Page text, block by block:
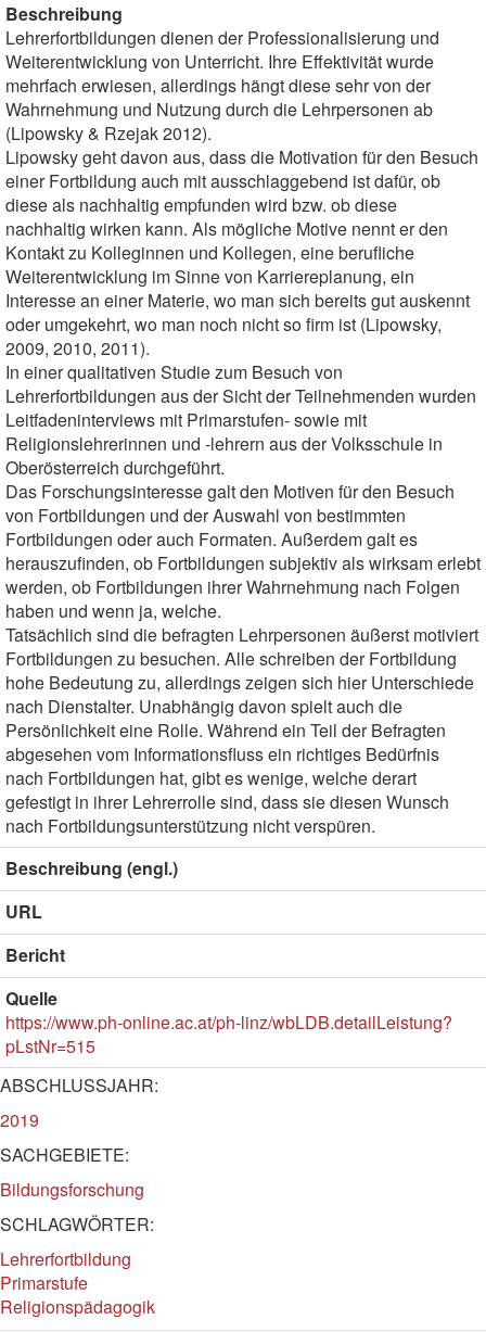
Beschreibung
Lehrerfortbildungen dienen der Professionalisierung und
Weiterentwicklung von Unterricht. Ihre Effektivität wurde
mehrfach erwiesen, allerdings hängt diese sehr von der
Wahrnehmung und Nutzung durch die Lehrpersonen ab
(Lipowsky & Rzejak 2012).
Lipowsky geht davon aus, dass die Motivation für den Besuch
einer Fortbildung auch mit ausschlaggebend ist dafür, ob
diese als nachhaltig empfunden wird bzw. ob diese
nachhaltig wirken kann. Als mögliche Motive nennt er den
Kontakt zu Kolleginnen und Kollegen, eine berufliche
Weiterentwicklung im Sinne von Karriereplanung, ein
Interesse an einer Materie, wo man sich bereits gut auskennt
oder umgekehrt, wo man noch nicht so firm ist (Lipowsky,
2009, 2010, 2011).
In einer qualitativen Studie zum Besuch von
Lehrerfortbildungen aus der Sicht der Teilnehmenden wurden
Leitfadeninterviews mit Primarstufen- sowie mit
Religionslehrerinnen und -lehrern aus der Volksschule in
Oberösterreich durchgeführt.
Das Forschungsinteresse galt den Motiven für den Besuch
von Fortbildungen und der Auswahl von bestimmten
Fortbildungen oder auch Formaten. Außerdem galt es
herauszufinden, ob Fortbildungen subjektiv als wirksam erlebt
werden, ob Fortbildungen ihrer Wahrnehmung nach Folgen
haben und wenn ja, welche.
Tatsächlich sind die befragten Lehrpersonen äußerst motiviert
Fortbildungen zu besuchen. Alle schreiben der Fortbildung
hohe Bedeutung zu, allerdings zeigen sich hier Unterschiede
nach Dienstalter. Unabhängig davon spielt auch die
Persönlichkeit eine Rolle. Während ein Teil der Befragten
abgesehen vom Informationsfluss ein richtiges Bedürfnis
nach Fortbildungen hat, gibt es wenige, welche derart
gefestigt in ihrer Lehrerrolle sind, dass sie diesen Wunsch
nach Fortbildungsunterstützung nicht verspüren.
Beschreibung (engl.)
URL
Bericht
Quelle
https://www.ph-online.ac.at/ph-linz/wbLDB.detailLeistung?
pLstNr=515
ABSCHLUSSJAHR:
2019
SACHGEBIETE:
Bildungsforschung
SCHLAGWÖRTER:
Lehrerfortbildung
Primarstufe
Religionspädagogik